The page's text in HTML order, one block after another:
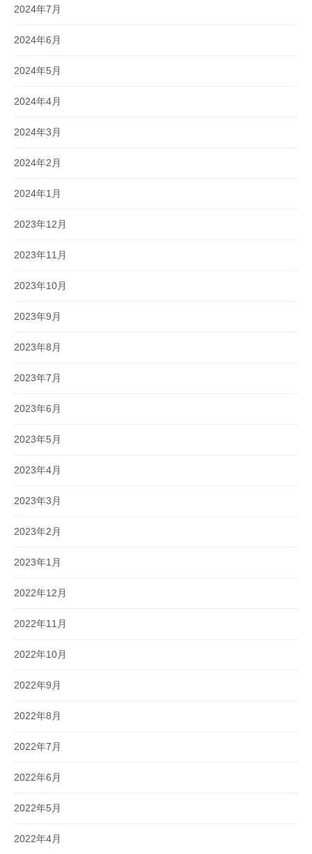
2024年7月
2024年6月
2024年5月
2024年4月
2024年3月
2024年2月
2024年1月
2023年12月
2023年11月
2023年10月
2023年9月
2023年8月
2023年7月
2023年6月
2023年5月
2023年4月
2023年3月
2023年2月
2023年1月
2022年12月
2022年11月
2022年10月
2022年9月
2022年8月
2022年7月
2022年6月
2022年5月
2022年4月